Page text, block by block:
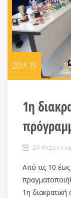
2014-15
1η
26
Από τις 10
1η